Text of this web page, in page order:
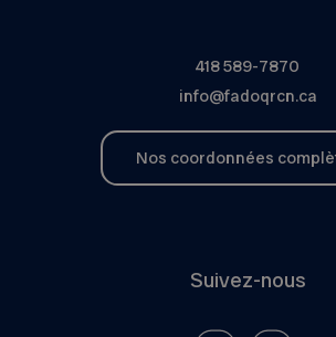
418 589-7870
info@fadoqrcn.ca
Nos coordonnées
Suivez-nous